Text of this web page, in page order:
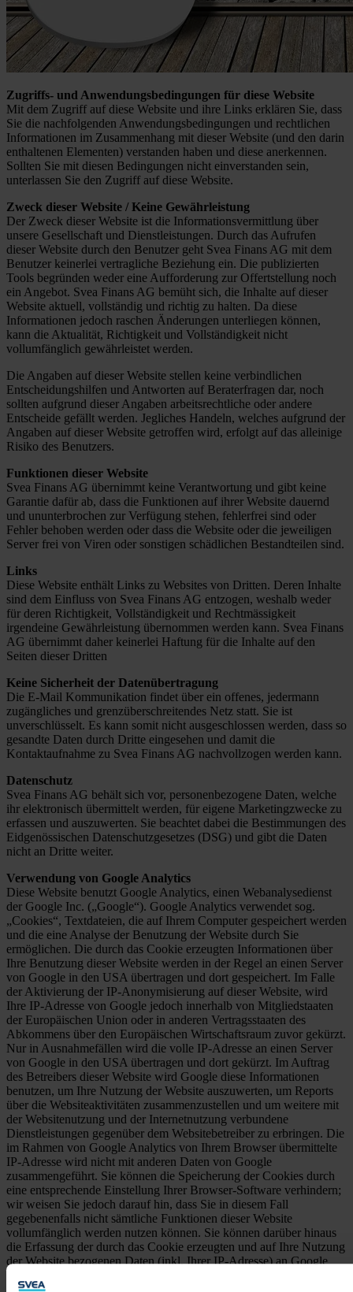
Zugriffs- und Anwendungsbedingungen für diese Website
Mit dem Zugriff auf diese Website und ihre Links erklären Sie, dass
Sie die nachfolgenden Anwendungsbedingungen und rechtlichen
Informationen im Zusammenhang mit dieser Website (und den darin
enthaltenen Elementen) verstanden haben und diese anerkennen.
Sollten Sie mit diesen Bedingungen nicht einverstanden sein,
unterlassen Sie den Zugriff auf diese Website.
Zweck dieser Website / Keine Gewährleistung
Der Zweck dieser Website ist die Informationsvermittlung über
unsere Gesellschaft und Dienstleistungen. Durch das Aufrufen
dieser Website durch den Benutzer geht Svea Finans AG mit dem
Benutzer keinerlei vertragliche Beziehung ein. Die publizierten
Tools begründen weder eine Aufforderung zur Offertstellung noch
ein Angebot. Svea Finans AG bemüht sich, die Inhalte auf dieser
Website aktuell, vollständig und richtig zu halten. Da diese
Informationen jedoch raschen Änderungen unterliegen können,
kann die Aktualität, Richtigkeit und Vollständigkeit nicht
vollumfänglich gewährleistet werden.
Die Angaben auf dieser Website stellen keine verbindlichen
Entscheidungshilfen und Antworten auf Beraterfragen dar, noch
sollten aufgrund dieser Angaben arbeitsrechtliche oder andere
Entscheide gefällt werden. Jegliches Handeln, welches aufgrund der
Angaben auf dieser Website getroffen wird, erfolgt auf das alleinige
Risiko des Benutzers.
Funktionen dieser Website
Svea Finans AG übernimmt keine Verantwortung und gibt keine
Garantie dafür ab, dass die Funktionen auf ihrer Website dauernd
und ununterbrochen zur Verfügung stehen, fehlerfrei sind oder
Fehler behoben werden oder dass die Website oder die jeweiligen
Server frei von Viren oder sonstigen schädlichen Bestandteilen sind.
Links
Diese Website enthält Links zu Websites von Dritten. Deren Inhalte
sind dem Einfluss von Svea Finans AG entzogen, weshalb weder
für deren Richtigkeit, Vollständigkeit und Rechtmässigkeit
irgendeine Gewährleistung übernommen werden kann. Svea Finans
AG übernimmt daher keinerlei Haftung für die Inhalte auf den
Seiten dieser Dritten
Keine Sicherheit der Datenübertragung
Die E-Mail Kommunikation findet über ein offenes, jedermann
zugängliches und grenzüberschreitendes Netz statt. Sie ist
unverschlüsselt. Es kann somit nicht ausgeschlossen werden, dass so
gesandte Daten durch Dritte eingesehen und damit die
Kontaktaufnahme zu Svea Finans AG nachvollzogen werden kann.
Datenschutz
Svea Finans AG behält sich vor, personenbezogene Daten, welche
ihr elektronisch übermittelt werden, für eigene Marketingzwecke zu
erfassen und auszuwerten. Sie beachtet dabei die Bestimmungen des
Eidgenössischen Datenschutzgesetzes (DSG) und gibt die Daten
nicht an Dritte weiter.
Verwendung von Google Analytics
Diese Website benutzt Google Analytics, einen Webanalysedienst
der Google Inc. („Google“). Google Analytics verwendet sog.
„Cookies“, Textdateien, die auf Ihrem Computer gespeichert werden
und die eine Analyse der Benutzung der Website durch Sie
ermöglichen. Die durch das Cookie erzeugten Informationen über
Ihre Benutzung dieser Website werden in der Regel an einen Server
von Google in den USA übertragen und dort gespeichert. Im Falle
der Aktivierung der IP-Anonymisierung auf dieser Website, wird
Ihre IP-Adresse von Google jedoch innerhalb von Mitgliedstaaten
der Europäischen Union oder in anderen Vertragsstaaten des
Abkommens über den Europäischen Wirtschaftsraum zuvor gekürzt.
Nur in Ausnahmefällen wird die volle IP-Adresse an einen Server
von Google in den USA übertragen und dort gekürzt. Im Auftrag
des Betreibers dieser Website wird Google diese Informationen
benutzen, um Ihre Nutzung der Website auszuwerten, um Reports
über die Websiteaktivitäten zusammenzustellen und um weitere mit
der Websitenutzung und der Internetnutzung verbundene
Dienstleistungen gegenüber dem Websitebetreiber zu erbringen. Die
im Rahmen von Google Analytics von Ihrem Browser übermittelte
IP-Adresse wird nicht mit anderen Daten von Google
zusammengeführt. Sie können die Speicherung der Cookies durch
eine entsprechende Einstellung Ihrer Browser-Software verhindern;
wir weisen Sie jedoch darauf hin, dass Sie in diesem Fall
gegebenenfalls nicht sämtliche Funktionen dieser Website
vollumfänglich werden nutzen können. Sie können darüber hinaus
die Erfassung der durch das Cookie erzeugten und auf Ihre Nutzung
der Website bezogenen Daten (inkl. Ihrer IP-Adresse) an Google
indem Sie das unter dem folgenden Link